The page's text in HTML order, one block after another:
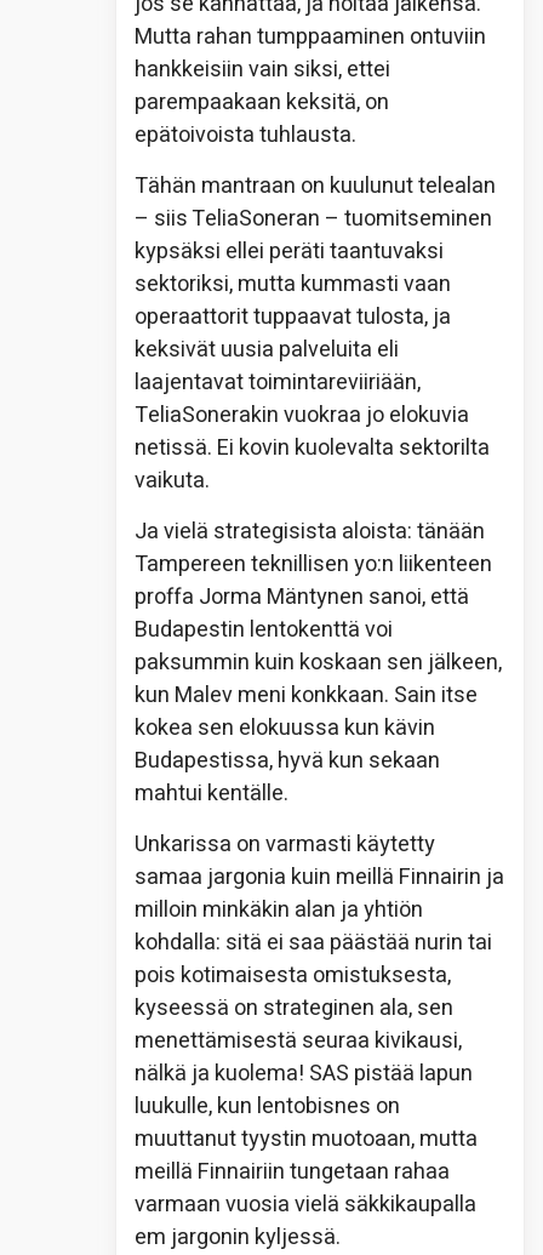
Mutta rahan tumppaaminen ontuviin
hankkeisiin vain siksi, ettei
parempaakaan keksitä, on
epätoivoista tuhlausta.
Tähän mantraan on kuulunut telealan
– siis TeliaSoneran – tuomitseminen
kypsäksi ellei peräti taantuvaksi
sektoriksi, mutta kummasti vaan
operaattorit tuppaavat tulosta, ja
keksivät uusia palveluita eli
laajentavat toimintareviiriään,
TeliaSonerakin vuokraa jo elokuvia
netissä. Ei kovin kuolevalta sektorilta
vaikuta.
Ja vielä strategisista aloista: tänään
Tampereen teknillisen yo:n liikenteen
proffa Jorma Mäntynen sanoi, että
Budapestin lentokenttä voi
paksummin kuin koskaan sen jälkeen,
kun Malev meni konkkaan. Sain itse
kokea sen elokuussa kun kävin
Budapestissa, hyvä kun sekaan
mahtui kentälle.
Unkarissa on varmasti käytetty
samaa jargonia kuin meillä Finnairin ja
milloin minkäkin alan ja yhtiön
kohdalla: sitä ei saa päästää nurin tai
pois kotimaisesta omistuksesta,
kyseessä on strateginen ala, sen
menettämisestä seuraa kivikausi,
nälkä ja kuolema! SAS pistää lapun
luukulle, kun lentobisnes on
muuttanut tyystin muotoaan, mutta
meillä Finnairiin tungetaan rahaa
varmaan vuosia vielä säkkikaupalla
em jargonin kyljessä.